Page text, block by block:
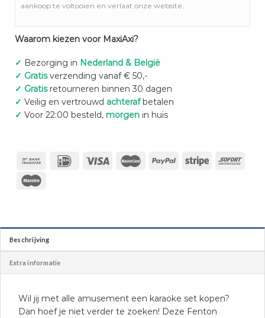
aankoop te voltooien en verlaat onze website.
Waarom kiezen voor MaxiAxi?
✓ Bezorging in Nederland & België
✓ Gratisverzending vanaf € 50,-
✓ Gratisretourneren binnen 30 dagen
✓ Veilig en vertrouwd achterafbetalen
✓ Voor 22:00 besteld, morgenin huis
Beschrijving
Extra informatie
Wil jij met alle amusement een karaoke set kopen?
Dan hoef je niet verder te zoeken! Deze Fenton